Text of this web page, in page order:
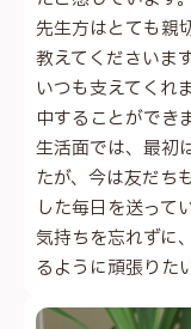
先生方はとても親
教えてくださいま
いつも支えてくれ
中することができま
生活面では、最初
たが、今は友だち
した毎日を送って
気持ちを忘れずに
るように頑張りた